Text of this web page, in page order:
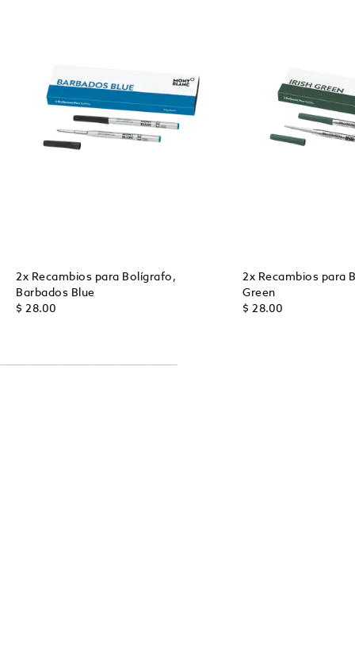
2x Recambios para Bolígrafo,
Barbados Blue
$ 28.00
2x Recambios para
Green
$ 28.00